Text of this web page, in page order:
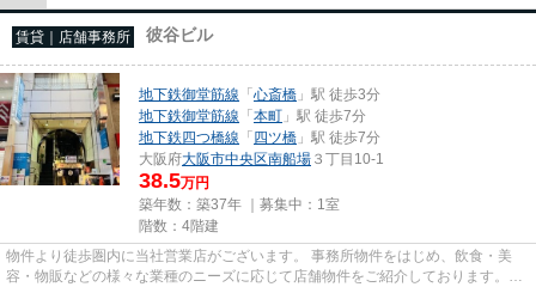
賃貸｜店舗事務所 彼谷ビル
地下鉄御堂筋線 「心斎橋 」駅 徒歩3分
地下鉄御堂筋線 「本町 」駅 徒歩7分
地下鉄四つ橋線 「四ツ橋 」駅 徒歩7分
大阪府大阪市中央区南船場 ３丁目10-1
38.5万円
築年数：築37年 ｜募集中： 1室
階数：4階建
物件より徒歩圏内に当社営業店がございます。 事務所物件をはじめ、飲食・美
容・物販などの様々な業種のニーズに応じて店舗物件をご紹介しております。